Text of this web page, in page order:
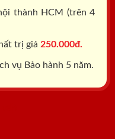
thành HCM (trên 4
trị giá 250.000đ.
vụ Bảo hành 5 năm.